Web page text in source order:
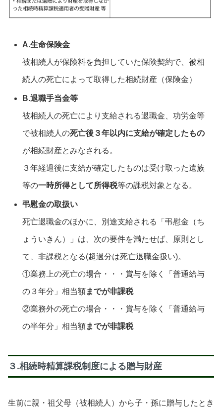
A.生命保険金
被相続人が保険料を負担していた保険契約で、被相
続人の死亡によって取得した相続財産（保険金）
B.退職手当金等
被相続人の死亡により支給される退職金、功労金等
で被相続人の死亡後３年以内に支給が確定したもの
が相続財産とみなされる。
３年経過後に支給が確定したものは受け取った遺族
等の一時所得として所得税等の課税対象となる。
弔慰金の取扱い
死亡退職金のほかに、別途支給される「弔慰金（ち
ょういきん）」は、次の要件を満たせば、原則とし
て、非課税となる(超過分は死亡退職金扱い)。
①業務上の死亡の場合・・・賞与を除く「普通給与
の３年分」相当額までが非課税
②業務外の死亡の場合・・・賞与を除く「普通給与
の半年分」相当額までが非課税
３.相続時精算課税制度による贈与財産
生前に親・祖父母（被相続人）から子・孫に贈与したとき